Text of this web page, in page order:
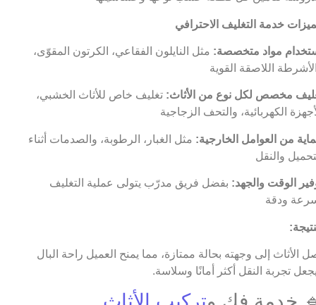
خدمة التغليف الاحترافي
مواد متخصصة: مثل النايلون الفقاعي، الكرتون المقوّى،
اللاصقة القوية
مخصص لكل نوع من الأثاث: تغليف خاص للأثاث الخشبي،
الكهربائية، والتحف الزجاجية
من العوامل الخارجية: مثل الغبار، الرطوبة، والصدمات أثناء
والنقل
الوقت والجهد: بفضل فريق مدرّب يتولى عملية التغليف
ودقة
الأثاث إلى وجهته بحالة ممتازة، مما يمنح العميل راحة البال
تجربة النقل أكثر أمانًا وسلاسة.